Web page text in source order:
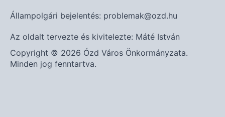
Állampolgári bejelentés: problemak@ozd.hu
Az oldalt tervezte és kivitelezte: Máté István
Copyright © 2026 Ózd Város Önkormányzata.
Minden jog fenntartva.